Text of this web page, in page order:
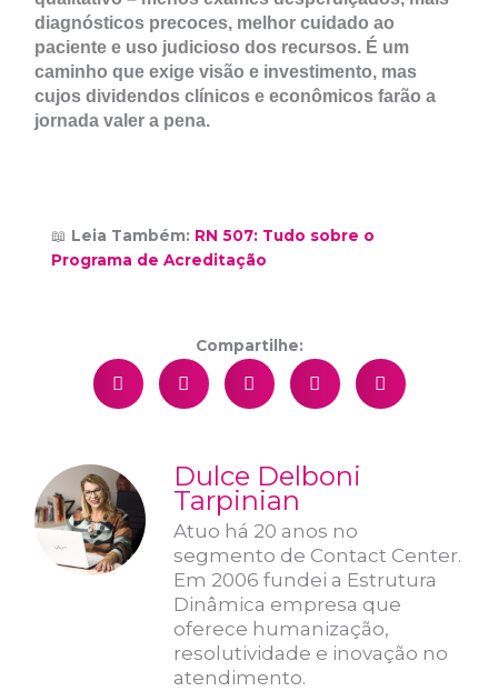
diagnósticos precoces, melhor cuidado ao
paciente e uso judicioso dos recursos. É um
caminho que exige visão e investimento, mas
cujos dividendos clínicos e econômicos farão a
jornada valer a pena.
📖 Leia Também: RN 507: Tudo sobre o
Programa de Acreditação
Compartilhe:
Dulce Delboni
Tarpinian
Atuo há 20 anos no
segmento de Contact Center.
Em 2006 fundei a Estrutura
Dinâmica empresa que
oferece humanização,
resolutividade e inovação no
atendimento.